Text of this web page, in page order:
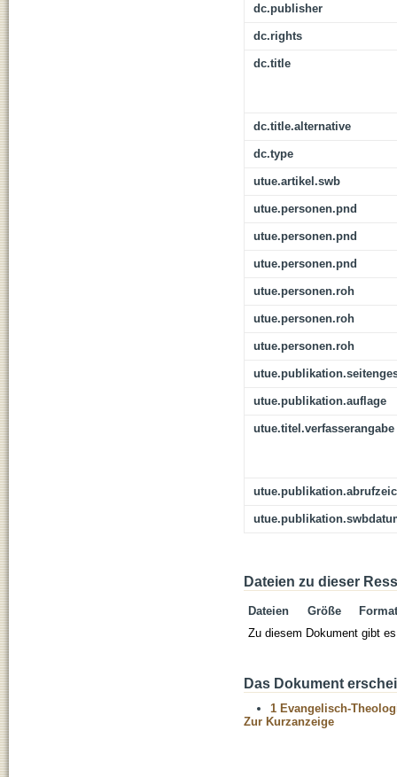
dc.publisher
dc.rights
dc.title
dc.title.alternative
dc.type
utue.artikel.swb
utue.personen.pnd
utue.personen.pnd
utue.personen.pnd
utue.personen.roh
utue.personen.roh
utue.personen.roh
utue.publikation.auflage
utue.titel.verfasserangabe
Dateien zu dieser
Dateien Größe
Format
Zu diesem Dokument gibt
Das Dokument
1 Evangelisch-
Zur Kurzanzeige